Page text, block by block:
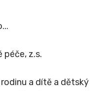
péče, z.s.
a dítě a dětský